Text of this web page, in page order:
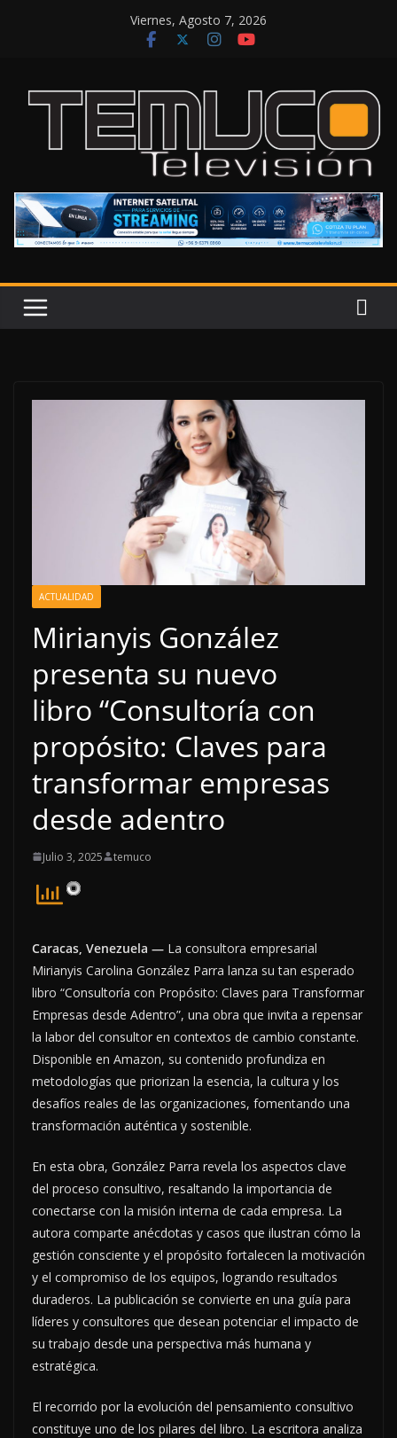
Viernes, Agosto 7, 2026
ACTUALIDAD
Mirianyis González
presenta su nuevo
libro “Consultoría con
propósito: Claves para
transformar empresas
desde adentro
Julio 3, 2025 temuco
Caracas, Venezuela — La consultora empresarial
Mirianyis Carolina González Parra lanza su tan esperado
libro “Consultoría con Propósito: Claves para Transformar
Empresas desde Adentro”, una obra que invita a repensar
la labor del consultor en contextos de cambio constante.
Disponible en Amazon, su contenido profundiza en
metodologías que priorizan la esencia, la cultura y los
desafíos reales de las organizaciones, fomentando una
transformación auténtica y sostenible.
En esta obra, González Parra revela los aspectos clave
del proceso consultivo, resaltando la importancia de
conectarse con la misión interna de cada empresa. La
autora comparte anécdotas y casos que ilustran cómo la
gestión consciente y el propósito fortalecen la motivación
y el compromiso de los equipos, logrando resultados
duraderos. La publicación se convierte en una guía para
líderes y consultores que desean potenciar el impacto de
su trabajo desde una perspectiva más humana y
estratégica.
El recorrido por la evolución del pensamiento consultivo
constituye uno de los pilares del libro. La escritora analiza